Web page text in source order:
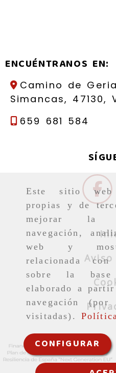
Este sitio
propias y de
mejorar la
navegación,
web y
relacionada
sobre la
elaborado a
navegación (por
visitadas).
CONFIGURAR
ENCUÉNTRANOS EN:
Camino de
Simancas, 47130,
659 681 584